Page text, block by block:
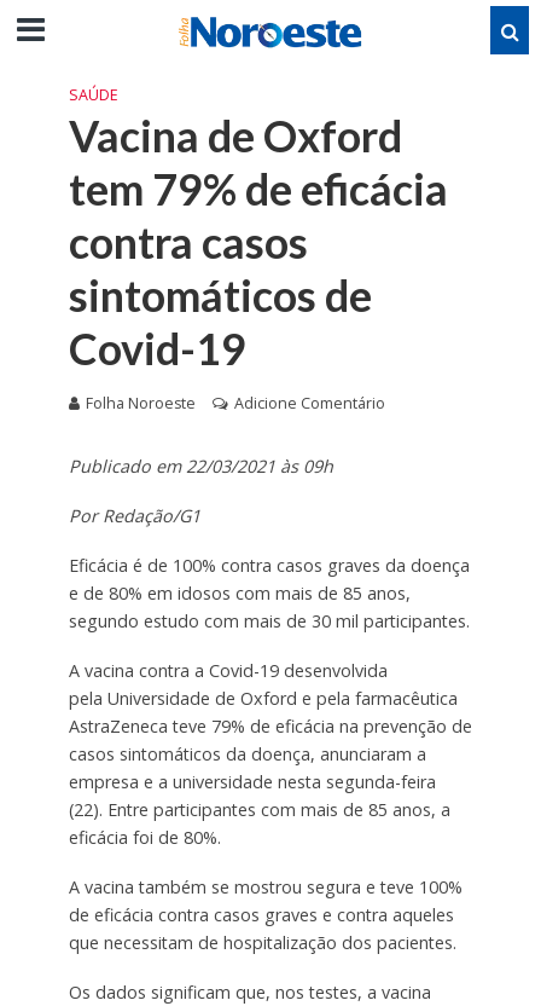
SAÚDE
Vacina de Oxford
tem 79% de eficácia
contra casos
sintomáticos de
Covid-19
Folha Noroeste Adicione Comentário
Publicado em 22/03/2021 às 09h
Por Redação/G1
Eficácia é de 100% contra casos graves da doença
e de 80% em idosos com mais de 85 anos,
segundo estudo com mais de 30 mil participantes.
A vacina contra a Covid-19 desenvolvida
pela Universidade de Oxford e pela farmacêutica
AstraZeneca teve 79% de eficácia na prevenção de
casos sintomáticos da doença, anunciaram a
empresa e a universidade nesta segunda-feira
(22). Entre participantes com mais de 85 anos, a
eficácia foi de 80%.
A vacina também se mostrou segura e teve 100%
de eficácia contra casos graves e contra aqueles
que necessitam de hospitalização dos pacientes.
Os dados significam que, nos testes, a vacina